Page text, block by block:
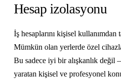
Hesap izolasyonu
İş hesaplarını kişisel kullanımdan
Mümkün olan yerlerde özel
Bu sadece iyi bir alışkanlık değil
yaratan kişisel ve profesyonel